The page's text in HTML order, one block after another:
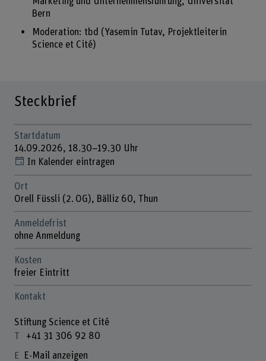
Bern
Moderation: tbd (Yasemin Tutav, Projektleiterin
Science et Cité)
Steckbrief
Startdatum
14.09.2026, 18.30–19.30 Uhr
In Kalender eintragen
Ort
Orell Füssli (2. OG), Bälliz 60, Thun
Anmeldefrist
ohne Anmeldung
Kosten
freier Eintritt
Kontakt
Stiftung Science et Cité
+41 31 306 92 80
E-Mail anzeigen